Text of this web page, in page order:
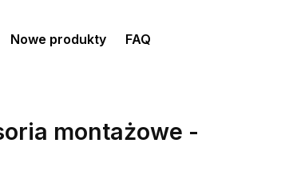
Nowe produkty FAQ
montażowe -